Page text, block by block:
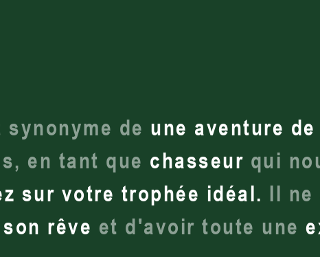
de une aventure
en tant que chasseur qui
sur votre trophée idéal. Il
rêve et d'avoir toute une